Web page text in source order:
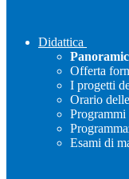
Didattica
Offerta
I progetti
Orario
Esami di